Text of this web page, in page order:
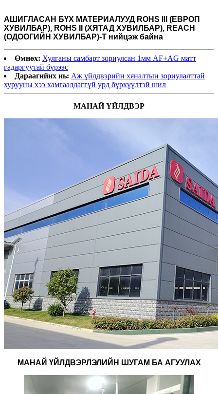
АШИГЛАСАН БҮХ МАТЕРИАЛУУД ROHS III (ЕВРОП
ХУВИЛБАР), ROHS II (ХЯТАД ХУВИЛБАР), REACH
(ОДООГИЙН ХУВИЛБАР)-Т нийцэж байна
Өмнөх: Хулганы самбарт зориулсан 1мм AF+AG матт
гадаргуутай бүрээс
Дараагийнх нь: Аж үйлдвэрийн хяналтын зориулалттай
хурууны хээ хамгаалдаггүй урд бүрхүүлтэй шил
МАНАЙ ҮЙЛДВЭР
МАНАЙ ҮЙЛДВЭРЛЭЛИЙН ШУГАМ БА АГУУЛАХ